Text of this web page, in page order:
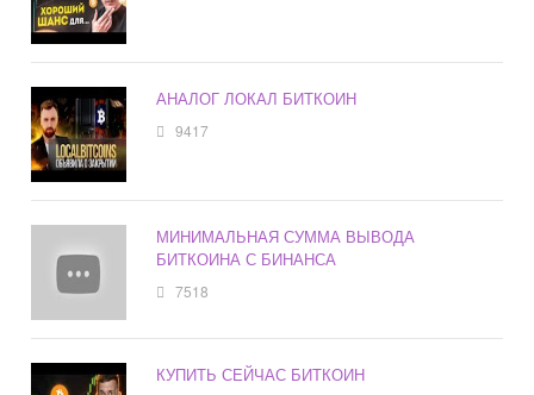
АНАЛОГ ЛОКАЛ БИТКОИН
9417
МИНИМАЛЬНАЯ СУММА ВЫВОДА
БИТКОИНА С БИНАНСА
7518
КУПИТЬ СЕЙЧАС БИТКОИН